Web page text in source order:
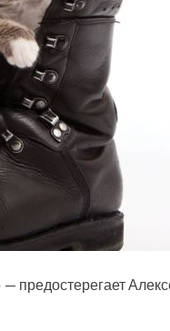
предостерегает